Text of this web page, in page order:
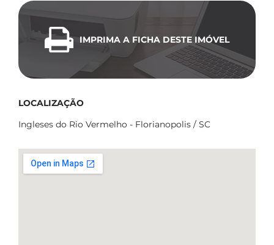
IMPRIMA A FICHA DESTE IMÓVEL
LOCALIZAÇÃO
Ingleses do Rio Vermelho - Florianopolis / SC